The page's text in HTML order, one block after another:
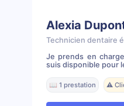
Alexia
Technicien dentaire
Je prends en
suis disponible pour
📖 1 prestation ⚠️